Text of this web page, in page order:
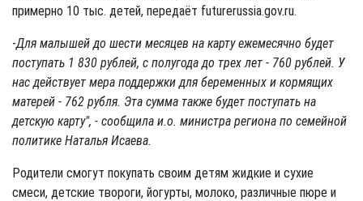
примерно 10 тыс. детей, передаёт futurerussia.gov.ru.
-Для малышей до шести месяцев на карту ежемесячно будет
поступать 1 830 рублей, с полугода до трех лет - 760 рублей. У
нас действует мера поддержки для беременных и кормящих
матерей - 762 рубля. Эта сумма также будет поступать на
детскую карту", - сообщила и.о. министра региона по семейной
политике Наталья Исаева.
Родители смогут покупать своим детям жидкие и сухие
смеси, детские твороги, йогурты, молоко, различные пюре и